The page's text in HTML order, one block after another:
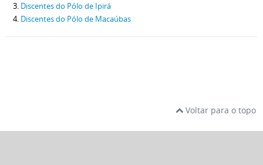
Discentes do Pólo de Ipirá
Discentes do Pólo de Macaúbas
Voltar para o topo